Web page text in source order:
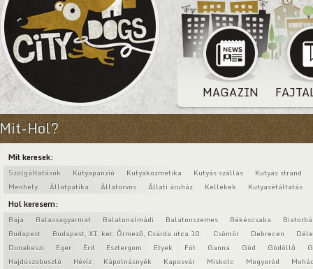
MAGAZIN
Mit-Hol?
Mit keresek:
Szolgáltatások Kutyapanzió Kutyakozmetika Kutyás szállás
Kutyás strand
Menhely
Állatpatika Állatorvos Állati áruház Kellékek Kutyasétáltatás
Hol keresem:
Baja Balassagyarmat Balatonalmádi Balatonszemes Békéscsaba
Budapest
Budapest, XI. ker. Őrmező, Csárda utca 10. Csömör Debrecen
Dunakeszi
Eger Érd Esztergom Etyek Fót Ganna Göd Gödöllő
Hajdúszoboszló
Hévíz Kápolnásnyék Kaposvár Miskolc Mogyoród